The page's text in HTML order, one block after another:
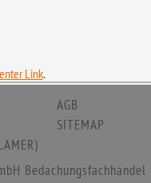
Link.
AGB
SITEMAP
Bedachungsfachhandel